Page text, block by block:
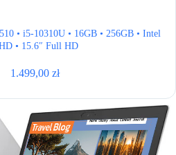
• i5-10310U • 16GB • 256GB • Intel
• 15.6″ Full HD
1.499,00 zł